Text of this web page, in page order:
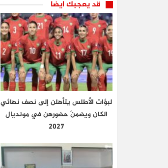
قد يعجبك ايضا
لبؤات الأطلس يتأهلن إلى نصف نهائي
الكان ويضمنّ حضورهن في مونديال
2027